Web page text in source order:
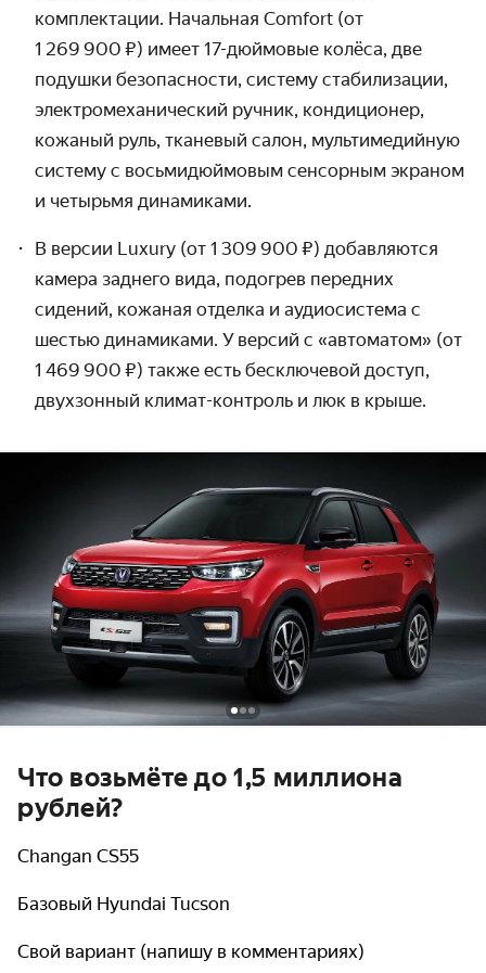
комплектации. Начальная Comfort (от
1 269 900 ₽) имеет 17-дюймовые колёса, две
подушки безопас­ности, систему стабили­зации,
электро­механи­ческий ручник, кондици­онер,
кожаный руль, тканевый салон, мульти­медийную
систему с восьми­дюймовым сенсорным экраном
и четырьмя динамиками.
В версии Luxury (от 1 309 900 ₽) добавля­ются
камера заднего вида, подогрев передних
сидений, кожаная отделка и аудио­система с
шестью динамиками. У версий с «автоматом» (от
1 469 900 ₽) также есть бесключевой доступ,
двухзонный климат-контроль и люк в крыше.
Что возьмёте до 1,5 миллиона
рублей?
Changan CS55
Базовый Hyundai Tucson
Свой вариант (напишу в комментариях)